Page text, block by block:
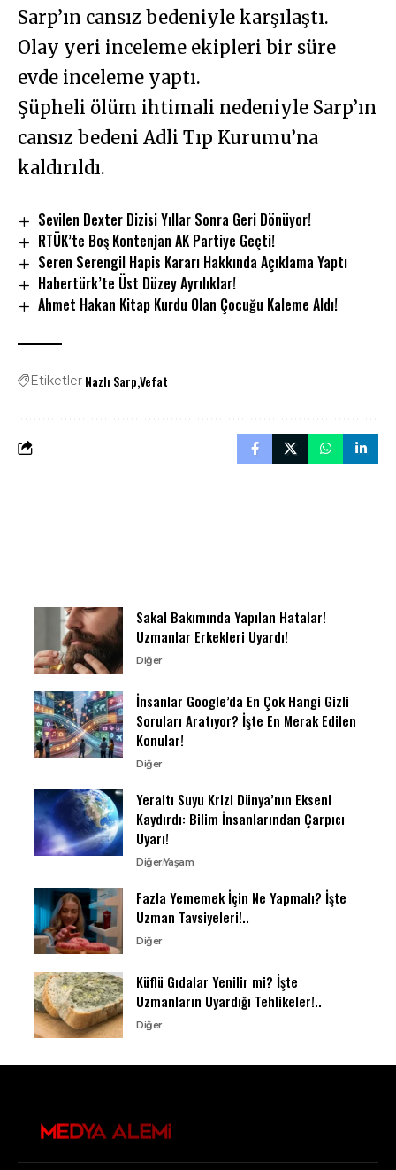
Sarp’ın cansız bedeniyle karşılaştı.
Olay yeri inceleme ekipleri bir süre
evde inceleme yaptı.
Şüpheli ölüm ihtimali nedeniyle Sarp’ın
cansız bedeni Adli Tıp Kurumu’na
kaldırıldı.
Sevilen Dexter Dizisi Yıllar Sonra Geri Dönüyor!
RTÜK’te Boş Kontenjan AK Partiye Geçti!
Seren Serengil Hapis Kararı Hakkında Açıklama Yaptı
Habertürk’te Üst Düzey Ayrılıklar!
Ahmet Hakan Kitap Kurdu Olan Çocuğu Kaleme Aldı!
Etiketler Nazlı SarpVefat
Sakal Bakımında Yapılan Hatalar!
Uzmanlar Erkekleri Uyardı!
Diğer
İnsanlar Google’da En Çok Hangi Gizli
Soruları Aratıyor? İşte En Merak Edilen
Konular!
Diğer
Yeraltı Suyu Krizi Dünya’nın Ekseni
Kaydırdı: Bilim İnsanlarından Çarpıcı
Uyarı!
DiğerYaşam
Fazla Yememek İçin Ne Yapmalı? İşte
Uzman Tavsiyeleri!..
Diğer
Küflü Gıdalar Yenilir mi? İşte
Uzmanların Uyardığı Tehlikeler!..
Diğer